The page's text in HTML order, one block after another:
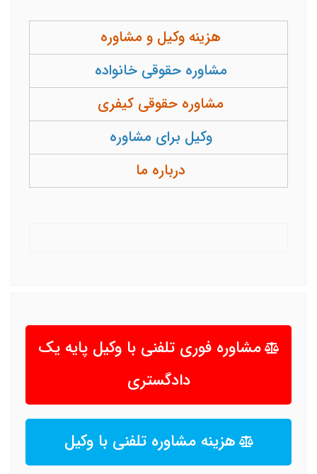
هزینه وکیل و مشاوره
مشاوره حقوقی خانواده
مشاوره حقوقی کیفری
وکیل برای مشاوره
درباره ما
مشاوره فوری تلفنی با وکیل پایه یک
دادگستری
هزینه مشاوره تلفنی با وکیل